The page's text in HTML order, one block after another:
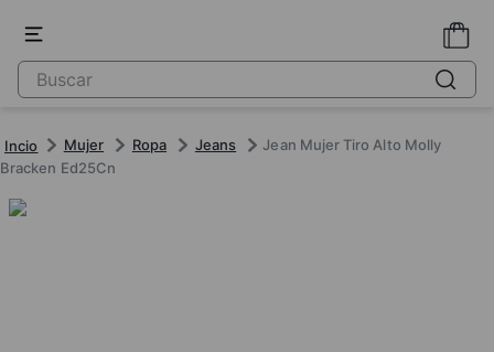
Mujer Ropa Jeans
Jean Mujer Tiro Alto Molly
Bracken Ed25Cn